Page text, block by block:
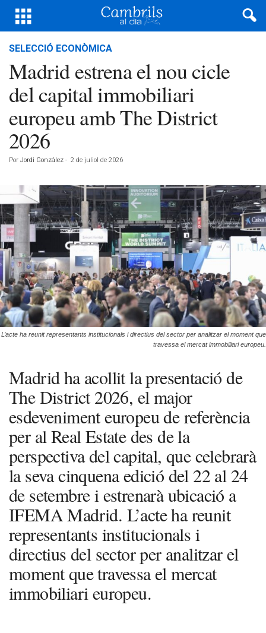
SELECCIÓ ECONÒMICA
Madrid estrena el nou cicle
del capital immobiliari
europeu amb The District
2026
Por Jordi González - 2 de juliol de 2026
L’acte ha reunit representants institucionals i directius del sector per analitzar el moment que
travessa el mercat immobiliari europeu.
Madrid ha acollit la presentació de
The District 2026, el major
esdeveniment europeu de referència
per al Real Estate des de la
perspectiva del capital, que celebrarà
la seva cinquena edició del 22 al 24
de setembre i estrenarà ubicació a
IFEMA Madrid. L’acte ha reunit
representants institucionals i
directius del sector per analitzar el
moment que travessa el mercat
immobiliari europeu.